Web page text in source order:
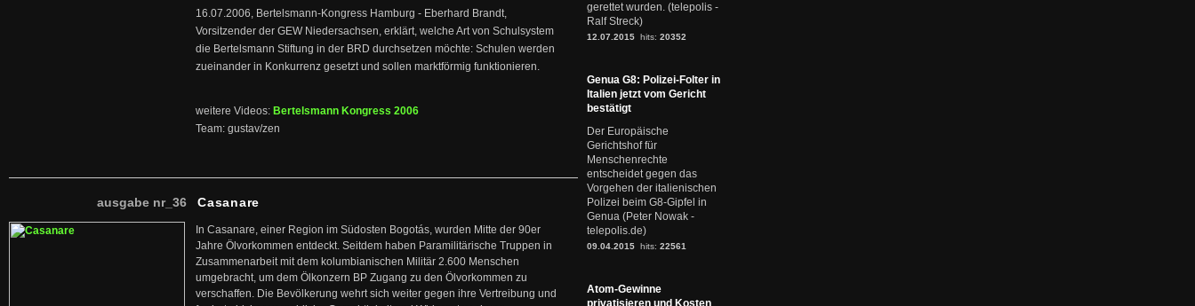
16.07.2006, Bertelsmann-Kongress Hamburg - Eberhard Brandt,
Vorsitzender der GEW Niedersachsen, erklärt, welche Art von Schulsystem
die Bertelsmann Stiftung in der BRD durchsetzen möchte: Schulen werden
zueinander in Konkurrenz gesetzt und sollen marktförmig funktionieren.
weitere Videos: Bertelsmann Kongress 2006
Team: gustav/zen
ausgabe nr_36 Casanare
In Casanare, einer Region im Südosten Bogotás, wurden Mitte der 90er
Jahre Ölvorkommen entdeckt. Seitdem haben Paramilitärische Truppen in
Zusammenarbeit mit dem kolumbianischen Militär 2.600 Menschen
umgebracht, um dem Ölkonzern BP Zugang zu den Ölvorkommen zu
verschaffen. Die Bevölkerung wehrt sich weiter gegen ihre Vertreibung und
gerettet wurden. (telepolis -
Ralf Streck)
12.07.2015 hits: 20352
Genua G8: Polizei-Folter in
Italien jetzt vom Gericht
bestätigt
Der Europäische
Gerichtshof für
Menschenrechte
entscheidet gegen das
Vorgehen der italienischen
Polizei beim G8-Gipfel in
Genua (Peter Nowak -
telepolis.de)
09.04.2015 hits: 22561
Atom-Gewinne
privatisieren und Kosten